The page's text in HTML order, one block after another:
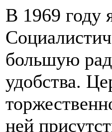
В 1969 году
большую
удобства.
ней